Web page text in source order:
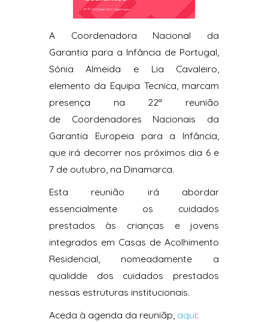
A Coordenadora Nacional da
Garantia para a Infância de Portugal,
Sónia Almeida e Lia Cavaleiro,
elemento da Equipa Tecnica, marcam
presença na 22ª reunião
de Coordenadores Nacionais da
Garantia Europeia para a Infância,
que irá decorrer nos próximos dia 6 e
7 de outubro, na Dinamarca.
Esta reunião irá abordar
essencialmente os cuidados
prestados às crianças e jovens
integrados em Casas de Acolhimento
Residencial, nomeadamente a
qualidde dos cuidados prestados
nessas estruturas institucionais.
Aceda à agenda da reuniãp, aqui: